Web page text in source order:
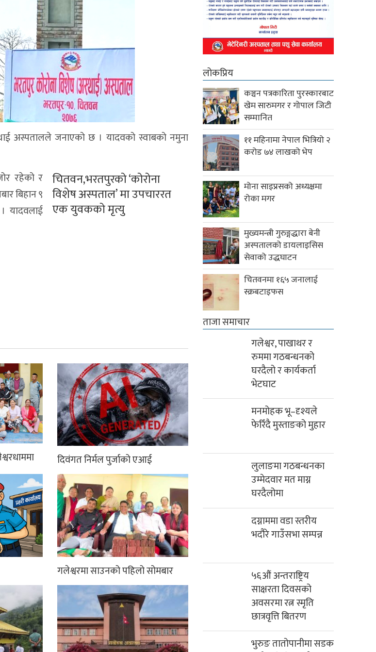
अस्पतालले जनाएको छ । यादवको स्वाबको नमुना
चितवन,भरतपुरको ‘कोरोना
विशेष अस्पताल’ मा उपचाररत
एक युवकको मृत्यु
रहेको र
बिहान ९
यादवलाई
दिवंगत निर्मल पुर्जाको एआई
गलेश्वरमा साउनको पहिलो सोमबार
लोकप्रिय
कञ्चन पत्रकारिता पुरस्कारबाट
खेम सारुमगर र गोपाल जिटी
सम्मानित
११ महिनामा नेपाल भित्रियो २
करोड ७४ लाखको भेप
मोना साइप्रसको अध्यक्षमा
रोका मगर
मुख्यमन्त्री गुरुङ्गद्धारा बेनी
अस्पतालको डायलाइसिस
सेवाको उद्धघाटन
चितवनमा १६५ जनालाई
स्क्रबटाइफस
ताजा समाचार
गलेश्वर, पाखाथर र
रुममा गठबन्धनको
घरदैलो र कार्यकर्ता
भेटघाट
मनमोहक भू–दृश्यले
फेरिँदै मुस्ताङको मुहार
लुलाङमा गठबन्धनका
उम्मेदवार मत माग्न
घरदैलोमा
दग्नाममा वडा स्तरीय
भदौरे गाउँसभा सम्पन्न
५६औं अन्तराष्ट्रिय
साक्षरता दिवसको
अवसरमा रत्न स्मृति
छात्रवृत्ति बितरण
भुरुङ तातोपानीमा सडक